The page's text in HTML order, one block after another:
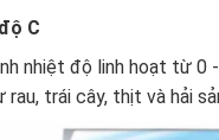
C
nhiệt độ linh hoạt từ
trái cây, thịt và hải